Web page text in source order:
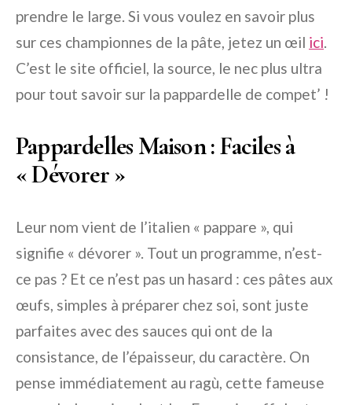
prendre le large. Si vous voulez en savoir plus
sur ces championnes de la pâte, jetez un œil ici.
C’est le site officiel, la source, le nec plus ultra
pour tout savoir sur la pappardelle de compet’ !
Pappardelles Maison : Faciles à
« Dévorer »
Leur nom vient de l’italien « pappare », qui
signifie « dévorer ». Tout un programme, n’est-
ce pas ? Et ce n’est pas un hasard : ces pâtes aux
œufs, simples à préparer chez soi, sont juste
parfaites avec des sauces qui ont de la
consistance, de l’épaisseur, du caractère. On
pense immédiatement au ragù, cette fameuse